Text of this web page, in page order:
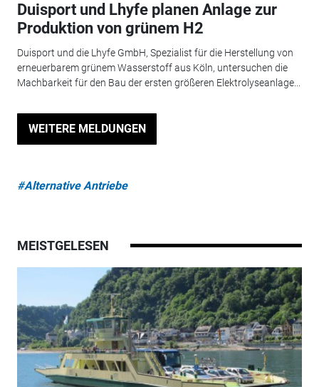
Duisport und Lhyfe planen Anlage zur
Produktion von grünem H2
Duisport und die Lhyfe GmbH, Spezialist für die Herstellung von
erneuerbarem grünem Wasserstoff aus Köln, untersuchen die
Machbarkeit für den Bau der ersten größeren Elektrolyseanlage...
WEITERE MELDUNGEN
#Alternative Antriebe
MEISTGELESEN